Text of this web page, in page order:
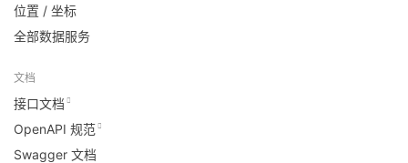
位置 / 坐标
全部数据服务
文档
接口文档
OpenAPI 规范
Swagger 文档